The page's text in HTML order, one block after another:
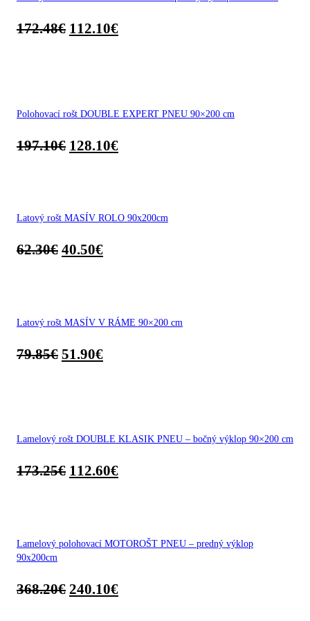
172.48€ 112.10€
Polohovací rošt DOUBLE EXPERT PNEU 90×200 cm
197.10€ 128.10€
Latový rošt MASÍV ROLO 90x200cm
62.30€ 40.50€
Latový rošt MASÍV V RÁME 90×200 cm
79.85€ 51.90€
Lamelový rošt DOUBLE KLASIK PNEU – bočný výklop 90×200 cm
173.25€ 112.60€
Lamelový polohovací MOTOROŠT PNEU – predný výklop
90x200cm
368.20€ 240.10€